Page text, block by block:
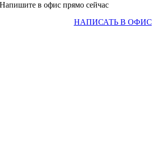
Напишите в офис прямо сейчас
НАПИСАТЬ В ОФИС